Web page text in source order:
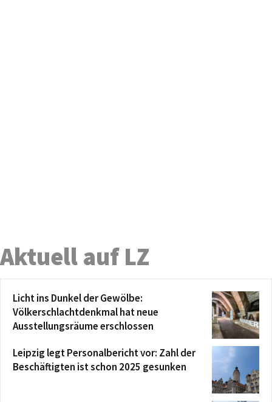
Aktuell auf LZ
Licht ins Dunkel der Gewölbe:
Völkerschlachtdenkmal hat neue
Ausstellungsräume erschlossen
Leipzig legt Personalbericht vor: Zahl der
Beschäftigten ist schon 2025 gesunken